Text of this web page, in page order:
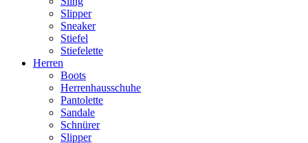
Slipper
Sneaker
Stiefel
Stiefelette
Herren
Boots
Herrenhausschuhe
Pantolette
Sandale
Schnürer
Slipper